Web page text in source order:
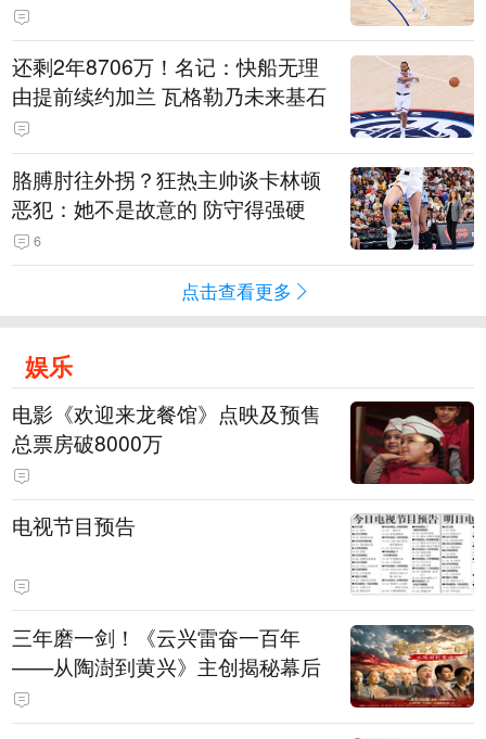
还剩2年8706万！名记：快船无理
由提前续约加兰 瓦格勒乃未来基石
胳膊肘往外拐？狂热主帅谈卡林顿
恶犯：她不是故意的 防守得强硬
6
点击查看更多
娱乐
电影《欢迎来龙餐馆》点映及预售
总票房破8000万
电视节目预告
三年磨一剑！《云兴雷奋一百年
——从陶澍到黄兴》主创揭秘幕后